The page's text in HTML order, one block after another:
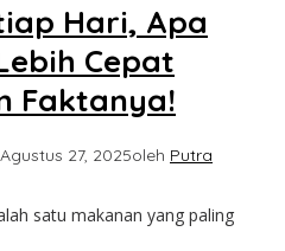
Hari, Apa
Cepat
Faktanya!
Agustus 27, 2025oleh Putra
satu makanan yang paling